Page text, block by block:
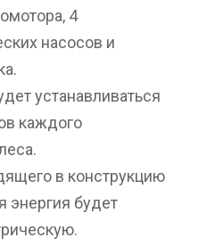
4
насосов и
устанавливаться
каждого
в конструкцию
энергия будет